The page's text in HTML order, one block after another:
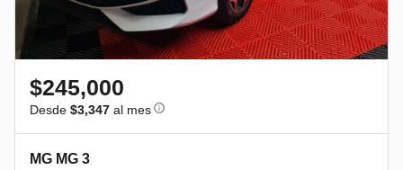
$245,000
Desde $3,347 al mes
MG MG 3